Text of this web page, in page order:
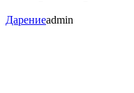
Дарениеadmin